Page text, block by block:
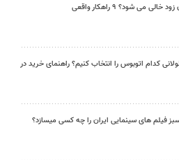
می شود؟ ۹ راهکار واقعی
کدام اتوبوس را انتخاب کنیم؟ راهنمای خرید در
فیلم های سینمایی ایران را چه کسی میسازد؟